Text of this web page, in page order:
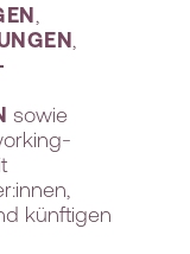
,
,
sowie
künftigen